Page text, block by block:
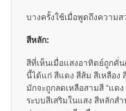
แสง
บางครั้งใช้เมื่อพูดถึงความ
สีหลัก:
สีที่เห็นเมื่อแสงอาทิตย์ถูกคั่น
นี้ได้แก่ สีแดง สีส้ม สีเหลือง
มักจะถูกลดเหลือสามสี “แด
ระบบสีเสริมในแสง สีหลักส